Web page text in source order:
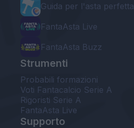
Guida per l'asta perfetta
FantaAsta Live
FantaAsta Buzz
Strumenti
Probabili formazioni
Voti Fantacalcio Serie A
Rigoristi Serie A
FantaAsta Live
Supporto